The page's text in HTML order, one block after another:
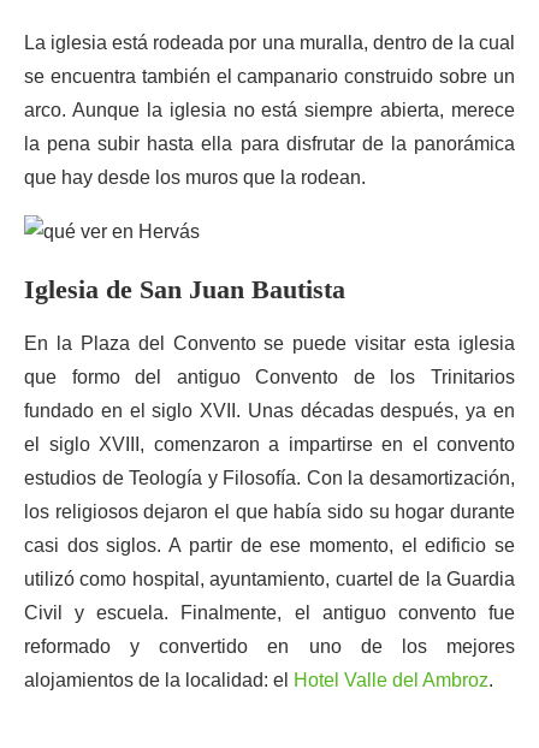
La iglesia está rodeada por una muralla, dentro de la cual
se encuentra también el campanario construido sobre un
arco. Aunque la iglesia no está siempre abierta, merece
la pena subir hasta ella para disfrutar de la panorámica
que hay desde los muros que la rodean.
Iglesia de San Juan Bautista
En la Plaza del Convento se puede visitar esta iglesia
que formo del antiguo Convento de los Trinitarios
fundado en el siglo XVII. Unas décadas después, ya en
el siglo XVIII, comenzaron a impartirse en el convento
estudios de Teología y Filosofía. Con la desamortización,
los religiosos dejaron el que había sido su hogar durante
casi dos siglos. A partir de ese momento, el edificio se
utilizó como hospital, ayuntamiento, cuartel de la Guardia
Civil y escuela. Finalmente, el antiguo convento fue
reformado y convertido en uno de los mejores
alojamientos de la localidad: el Hotel Valle del Ambroz.